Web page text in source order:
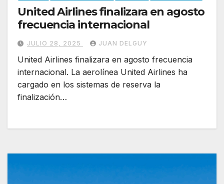
United Airlines finalizara en agosto
frecuencia internacional
JULIO 28, 2025 JUAN DELGUY
United Airlines finalizara en agosto frecuencia
internacional. La aerolínea United Airlines ha
cargado en los sistemas de reserva la
finalización…